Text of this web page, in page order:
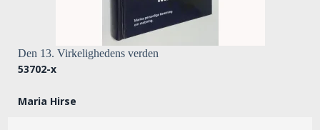
Den 13. Virkelighedens verden
53702-x
Maria Hirse